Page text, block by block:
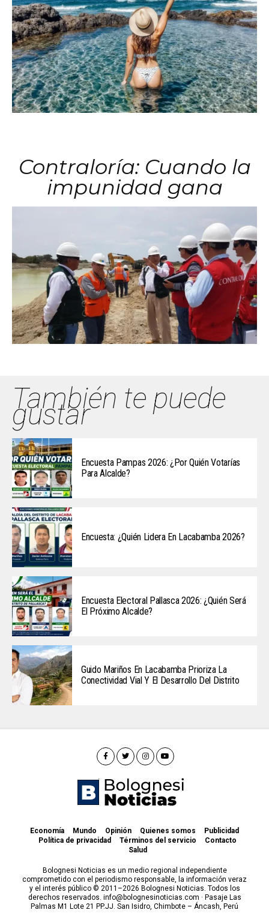
Contraloría: Cuando la
impunidad gana
También te puede
gustar
Encuesta Pampas 2026: ¿Por Quién Votarías
Para Alcalde?
Encuesta: ¿Quién Lidera En Lacabamba 2026?
Encuesta Electoral Pallasca 2026: ¿Quién Será
El Próximo Alcalde?
Guido Mariños En Lacabamba Prioriza La
Conectividad Vial Y El Desarrollo Del Distrito
Economía Mundo Opinión Quienes somos
Publicidad
Política de privacidad
Términos del servicio
Contacto
Salud
Bolognesi Noticias es un medio regional independiente
comprometido con el periodismo responsable, la información veraz
y el interés público © 2011–2026 Bolognesi Noticias. Todos los
derechos reservados. info@bolognesinoticias.com · Pasaje Las
Palmas M1 Lote 21 PP.JJ. San Isidro, Chimbote – Áncash, Perú